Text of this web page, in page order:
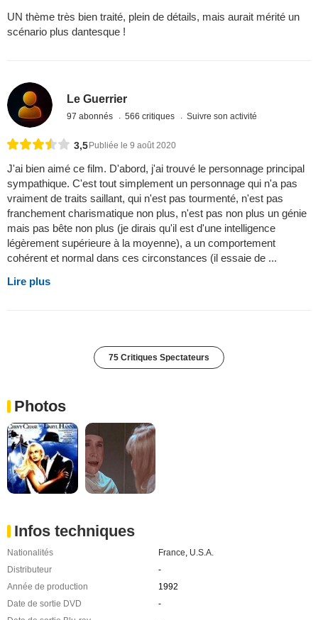
UN thème très bien traité, plein de détails, mais aurait mérité un
scénario plus dantesque !
Le Guerrier
97 abonnés 566 critiques Suivre son activité
3,5 Publiée le 9 août 2020
J'ai bien aimé ce film. D'abord, j'ai trouvé le personnage principal
sympathique. C'est tout simplement un personnage qui n'a pas
vraiment de traits saillant, qui n'est pas tourmenté, n'est pas
franchement charismatique non plus, n'est pas non plus un génie
mais pas bête non plus (je dirais qu'il est d'une intelligence
légèrement supérieure à la moyenne), a un comportement
cohérent et normal dans ces circonstances (il essaie de ...
Lire plus
75 Critiques Spectateurs
Photos
Infos techniques
Nationalités France U.S.A.
Distributeur
-
Année de production
1992
Date de sortie DVD
-